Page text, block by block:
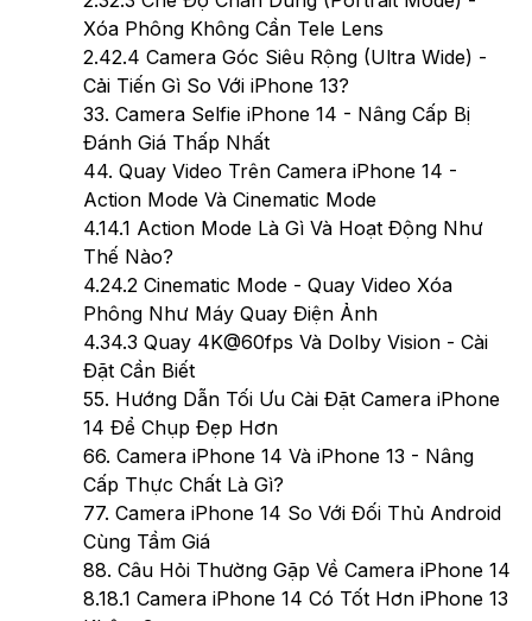
Xóa Phông Không Cần Tele Lens
2.42.4 Camera Góc Siêu Rộng (Ultra Wide) -
Cải Tiến Gì So Với iPhone 13?
33. Camera Selfie iPhone 14 - Nâng Cấp Bị
Đánh Giá Thấp Nhất
44. Quay Video Trên Camera iPhone 14 -
Action Mode Và Cinematic Mode
4.14.1 Action Mode Là Gì Và Hoạt Động Như
Thế Nào?
4.24.2 Cinematic Mode - Quay Video Xóa
Phông Như Máy Quay Điện Ảnh
4.34.3 Quay 4K@60fps Và Dolby Vision - Cài
Đặt Cần Biết
55. Hướng Dẫn Tối Ưu Cài Đặt Camera iPhone
14 Để Chụp Đẹp Hơn
66. Camera iPhone 14 Và iPhone 13 - Nâng
Cấp Thực Chất Là Gì?
77. Camera iPhone 14 So Với Đối Thủ Android
Cùng Tầm Giá
88. Câu Hỏi Thường Gặp Về Camera iPhone 14
8.18.1 Camera iPhone 14 Có Tốt Hơn iPhone 13